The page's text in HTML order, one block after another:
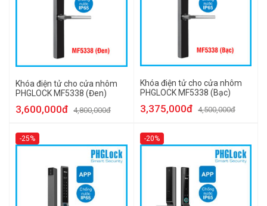
Khóa điện tử cho cửa nhôm
PHGLOCK MF5338 (Đen)
3,600,000đ 4,800,000đ
Khóa điện tử cho cửa nhôm
PHGLOCK MF5338 (Bạc)
3,375,000đ 4,500,000đ
-25% -20%